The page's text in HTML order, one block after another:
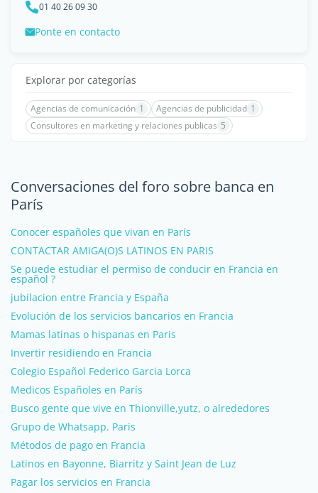
01 40 26 09 30
Ponte en contacto
Explorar por categorías
Agencias de comunicación 1 Agencias de publicidad 1
Consultores en marketing y relaciones publicas 5
Conversaciones del foro sobre banca en
París
Conocer españoles que vivan en París
CONTACTAR AMIGA(O)S LATINOS EN PARIS
Se puede estudiar el permiso de conducir en Francia en
español ?
jubilacion entre Francia y España
Evolución de los servicios bancarios en Francia
Mamas latinas o hispanas en Paris
Invertir residiendo en Francia
Colegio Español Federico Garcia Lorca
Medicos Españoles en París
Busco gente que vive en Thionville,yutz, o alrededores
Grupo de Whatsapp. Paris
Métodos de pago en Francia
Latinos en Bayonne, Biarritz y Saint Jean de Luz
Pagar los servicios en Francia